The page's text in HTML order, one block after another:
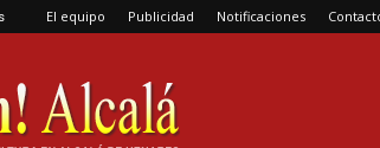
El equipo Publicidad Notificaciones